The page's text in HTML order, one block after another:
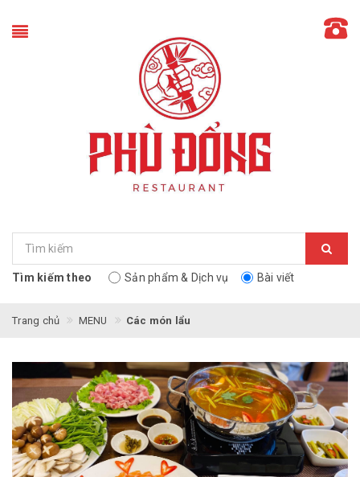
Tìm kiếm theo Sản phẩm & Dịch vụ Bài viết
Trang chủ MENU Các món lẩu